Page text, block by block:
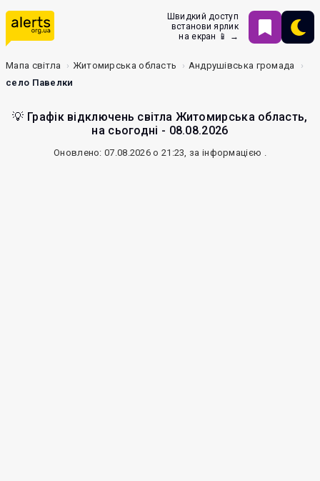
Швидкий доступ
встанови ярлик
на екран 📱 →
Мапа світла Житомирська область
Андрушівська громада
село Павелки
💡 Графік відключень світла Житомирська область,
на сьогодні - 08.08.2026
Оновлено: 07.08.2026 о 21:23, за інформацією .